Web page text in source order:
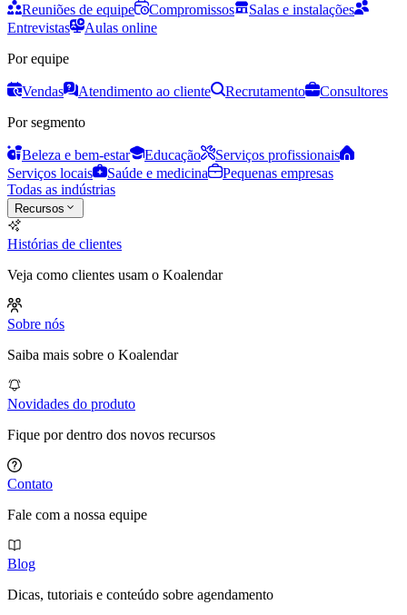
Reuniões de equipe Compromissos
Salas e instalações
Entrevistas
Aulas online
Por equipe
Vendas Atendimento ao cliente Recrutamento
Consultores
Por segmento
Beleza e bem-estar Educação
Serviços profissionais
Serviços locais
Saúde e medicina
Pequenas empresas
Todas as indústrias
Recursos
Histórias de clientes
Veja como clientes usam o Koalendar
Sobre nós
Saiba mais sobre o Koalendar
Novidades do produto
Fique por dentro dos novos recursos
Contato
Fale com a nossa equipe
Blog
Dicas, tutoriais e conteúdo sobre agendamento